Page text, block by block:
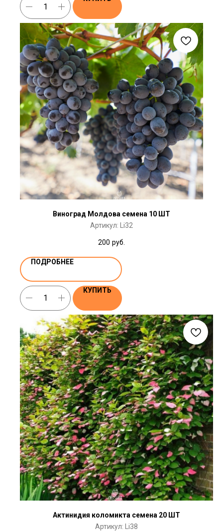
Виноград Молдова семена 10 ШТ
Артикул:
Li32
200 руб.
ПОДРОБНЕЕ
КУПИТЬ
Актинидия коломикта семена 20 ШТ
Артикул:
Li38